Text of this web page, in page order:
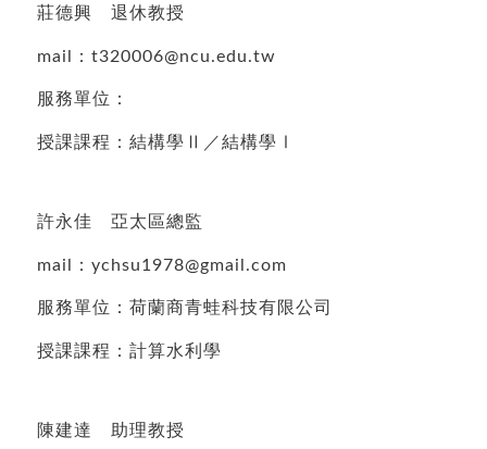
莊德興 退休教授
mail：t320006@ncu.edu.tw
服務單位：
授課課程：結構學Ⅱ／結構學Ⅰ
許永佳 亞太區總監
mail：ychsu1978@gmail.com
服務單位：荷蘭商青蛙科技有限公司
授課課程：計算水利學
陳建達 助理教授